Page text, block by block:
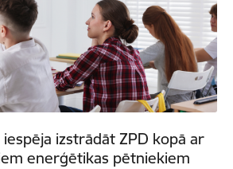
izstrādāt ZPD kopā ar
enerģētikas pētniekiem